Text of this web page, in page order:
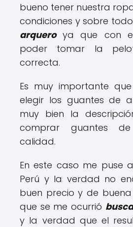
bueno tener nuestra
condiciones y sobre
arqueroya que con
poder tomar la
correcta.
Es muy importante
elegir los guantes de
muy bien la
comprar guantes
calidad.
En este caso me puse
Perú y la verdad no
buen precio y de
que se me ocurrió
y la verdad que el